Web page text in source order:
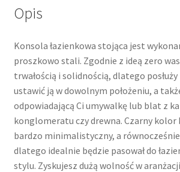
Opis
Konsola łazienkowa stojąca jest
proszkowo stali. Zgodnie z ideą zero
trwałością i solidnością, dlatego
ustawić ją w dowolnym położeniu, a
odpowiadającą Ci umywalkę lub blat z
konglomeratu czy drewna. Czarny
bardzo minimalistyczny, a
dlatego idealnie będzie pasował do
stylu. Zyskujesz dużą wolność w